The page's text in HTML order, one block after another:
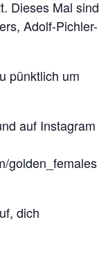
Dieses Mal sind
Adolf-Pichler-
pünktlich um
auf Instagram
golden_females
dich